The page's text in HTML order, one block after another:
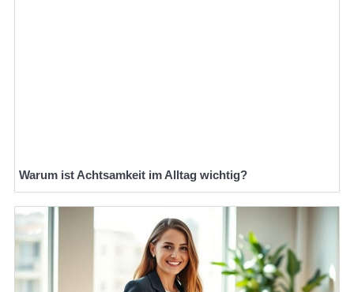
Warum ist Achtsamkeit im Alltag wichtig?